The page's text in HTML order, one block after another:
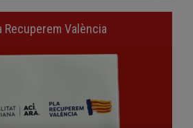
Recuperem València